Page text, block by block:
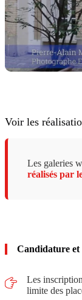
Voir les
Les galeries
réalisés par
Candidature et
Les
limite des